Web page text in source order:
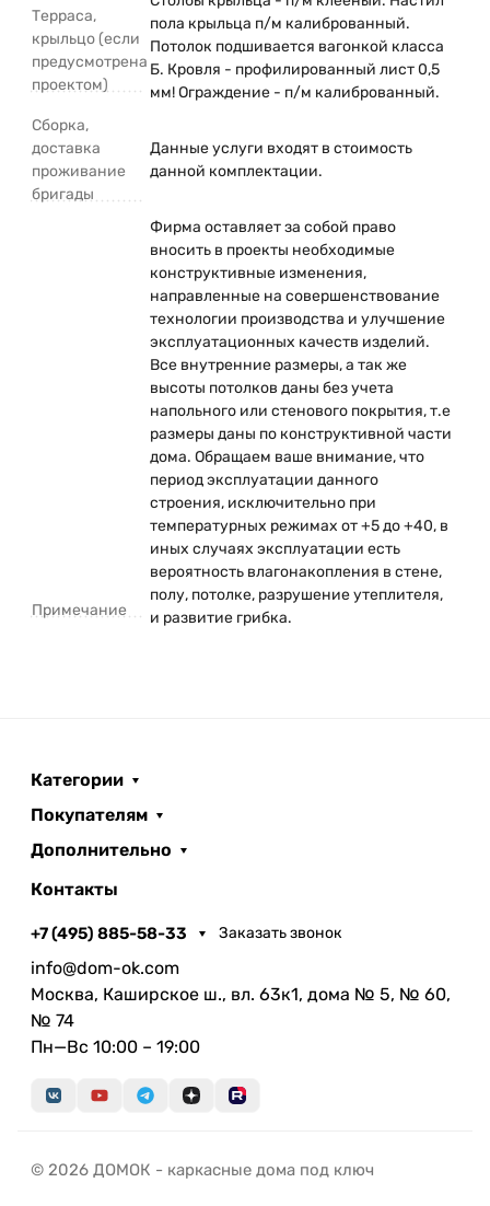
Терраса,
крыльцо (если
предусмотрена
проектом)
пола крыльца п/м калиброванный.
Потолок подшивается вагонкой класса
Б. Кровля - профилированный лист 0,5
мм! Ограждение - п/м калиброванный.
Сборка,
доставка
проживание
бригады
Данные услуги входят в стоимость
данной комплектации.
Примечание
Фирма оставляет за собой право
вносить в проекты необходимые
конструктивные изменения,
направленные на совершенствование
технологии производства и улучшение
эксплуатационных качеств изделий.
Все внутренние размеры, а так же
высоты потолков даны без учета
напольного или стенового покрытия, т.е
размеры даны по конструктивной части
дома. Обращаем ваше внимание, что
период эксплуатации данного
строения, исключительно при
температурных режимах от +5 до +40, в
иных случаях эксплуатации есть
вероятность влагонакопления в стене,
полу, потолке, разрушение утеплителя,
и развитие грибка.
Категории
Покупателям
Дополнительно
Контакты
+7 (495) 885-58-33 Заказать звонок
info@dom-ok.com
Москва, Каширское ш., вл. 63к1, дома № 5, № 60,
№ 74
Пн—Вс 10:00 – 19:00
© 2026 ДОМОК - каркасные дома под ключ